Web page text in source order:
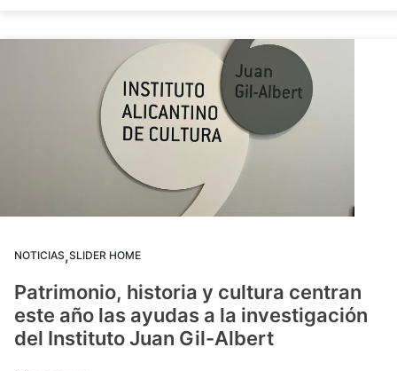
NOTICIAS,SLIDER HOME
Patrimonio, historia y cultura centran
este año las ayudas a la investigación
del Instituto Juan Gil-Albert